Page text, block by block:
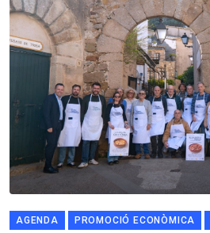
AGENDA PROMOCIÓ ECONÒMICA